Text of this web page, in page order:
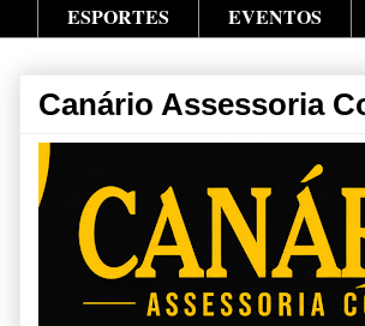
ESPORTES EVENTOS
Canário Assessoria